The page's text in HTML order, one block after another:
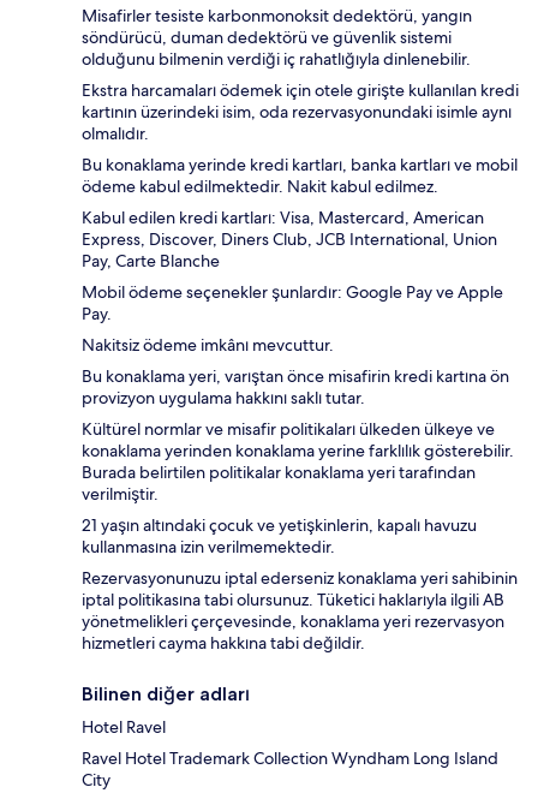
Misafirler tesiste karbonmonoksit dedektörü, yangın
söndürücü, duman dedektörü ve güvenlik sistemi
olduğunu bilmenin verdiği iç rahatlığıyla dinlenebilir.
Ekstra harcamaları ödemek için otele girişte kullanılan kredi
kartının üzerindeki isim, oda rezervasyonundaki isimle aynı
olmalıdır.
Bu konaklama yerinde kredi kartları, banka kartları ve mobil
ödeme kabul edilmektedir. Nakit kabul edilmez.
Kabul edilen kredi kartları: Visa, Mastercard, American
Express, Discover, Diners Club, JCB International, Union
Pay, Carte Blanche
Mobil ödeme seçenekler şunlardır: Google Pay ve Apple
Pay.
Nakitsiz ödeme imkânı mevcuttur.
Bu konaklama yeri, varıştan önce misafirin kredi kartına ön
provizyon uygulama hakkını saklı tutar.
Kültürel normlar ve misafir politikaları ülkeden ülkeye ve
konaklama yerinden konaklama yerine farklılık gösterebilir.
Burada belirtilen politikalar konaklama yeri tarafından
verilmiştir.
21 yaşın altındaki çocuk ve yetişkinlerin, kapalı havuzu
kullanmasına izin verilmemektedir.
Rezervasyonunuzu iptal ederseniz konaklama yeri sahibinin
iptal politikasına tabi olursunuz. Tüketici haklarıyla ilgili AB
yönetmelikleri çerçevesinde, konaklama yeri rezervasyon
hizmetleri cayma hakkına tabi değildir.
Bilinen diğer adları
Hotel Ravel
Ravel Hotel Trademark Collection Wyndham Long Island
City